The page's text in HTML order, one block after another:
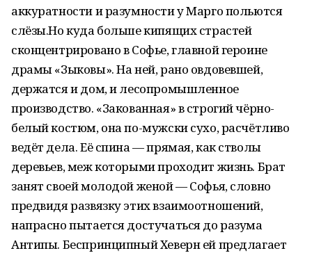
аккуратности и разумности у Марго польются
слёзы.Но куда больше кипящих страстей
сконцентрировано в Софье, главной героине
драмы «Зыковы». На ней, рано овдовевшей,
держатся и дом, и лесопромышленное
производство. «Закованная» в строгий чёрно-
белый костюм, она по-мужски сухо, расчётливо
ведёт дела. Её спина — прямая, как стволы
деревьев, меж которыми проходит жизнь. Брат
занят своей молодой женой — Софья, словно
предвидя развязку этих взаимоотношений,
напрасно пытается достучаться до разума
Антипы. Беспринципный Хеверн ей предлагает